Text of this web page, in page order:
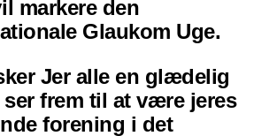
markere den
Glaukom Uge.
Jer alle en glædelig
frem til at være jeres
forening i det